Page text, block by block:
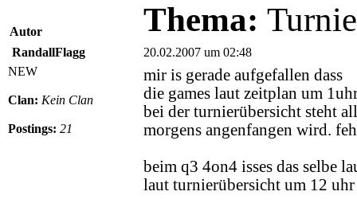
Autor Thema:
RandallFlagg
20.02.2007 um 02:48
NEW
Clan: Kein Clan
Postings: 21
mir is gerade aufgefallen dass
die games laut zeitplan um
bei der turnierübersicht steht
morgens angenfangen wird.
beim q3 4on4 isses das selbe
laut turnierübersicht um 12 uhr